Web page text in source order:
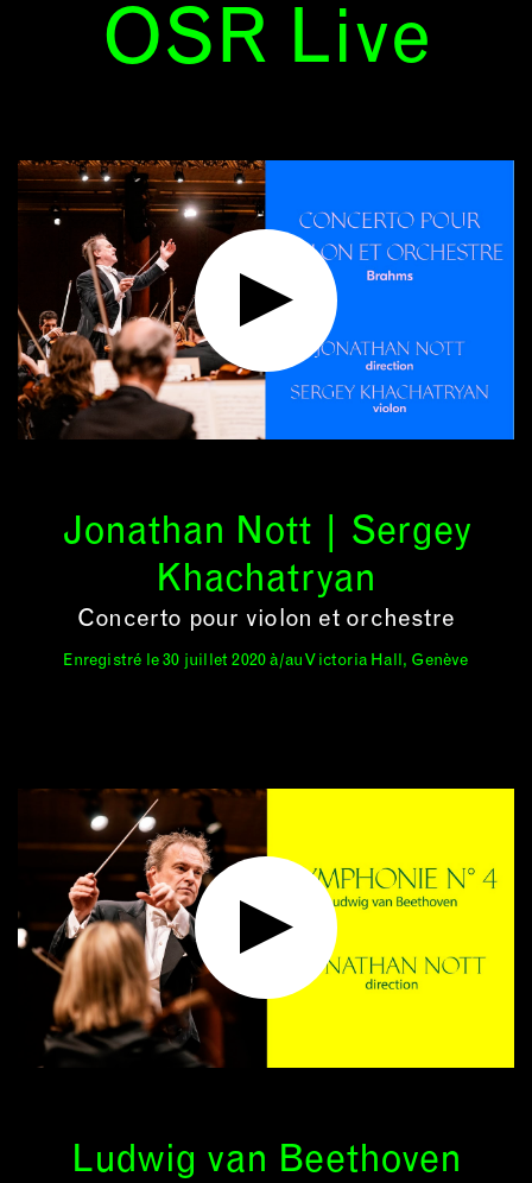
OSR Live
Jonathan Nott | Sergey
Khachatryan
Concerto pour violon et orchestre
Enregistré le 30 juillet 2020 à/au Victoria Hall, Genève
Ludwig van Beethoven